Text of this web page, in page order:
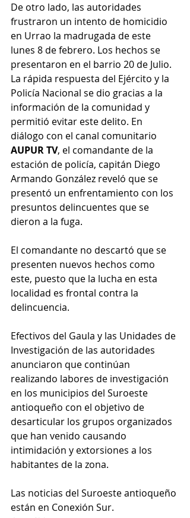
De otro lado, las autoridades
frustraron un intento de homicidio
en Urrao la madrugada de este
lunes 8 de febrero. Los hechos se
presentaron en el barrio 20 de Julio.
La rápida respuesta del Ejército y la
Policía Nacional se dio gracias a la
información de la comunidad y
permitió evitar este delito. En
diálogo con el canal comunitario
AUPUR TV, el comandante de la
estación de policía, capitán Diego
Armando González reveló que se
presentó un enfrentamiento con los
presuntos delincuentes que se
dieron a la fuga.
El comandante no descartó que se
presenten nuevos hechos como
este, puesto que la lucha en esta
localidad es frontal contra la
delincuencia.
Efectivos del Gaula y las Unidades de
Investigación de las autoridades
anunciaron que continúan
realizando labores de investigación
en los municipios del Suroeste
antioqueño con el objetivo de
desarticular los grupos organizados
que han venido causando
intimidación y extorsiones a los
habitantes de la zona.
Las noticias del Suroeste antioqueño
están en Conexión Sur.